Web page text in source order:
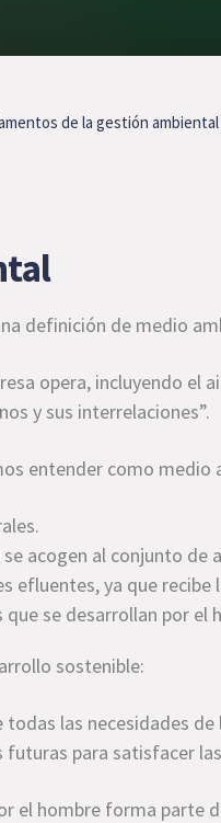
de la gestión ambiental
definición de medio
opera, incluyendo el
y sus interrelaciones”.
entender como medio
acogen al conjunto de
efluentes, ya que
se desarrollan por el
sostenible:
las necesidades
para satisfacer
el hombre forma parte